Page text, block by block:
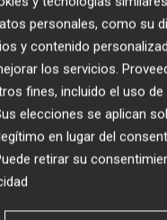
Publicado:
personales, como su
y contenido
los servicios.
fines, incluido el uso
elecciones se aplican
en lugar del
retirar su